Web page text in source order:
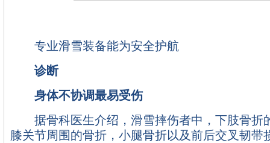
专业滑雪装备能为安全护航
诊断
身体不协调最易受伤
据骨科医生介绍，滑雪摔伤者中，下肢骨折
膝关节周围的骨折，小腿骨折以及前后交叉韧带